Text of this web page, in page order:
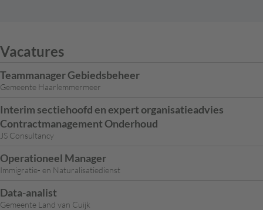
Vacatures
Teammanager Gebiedsbeheer
Gemeente Haarlemmermeer
Interim sectiehoofd en expert organisatieadvies
Contractmanagement Onderhoud
JS Consultancy
Operationeel Manager
Immigratie- en Naturalisatiedienst
Data-analist
Gemeente Land van Cuijk